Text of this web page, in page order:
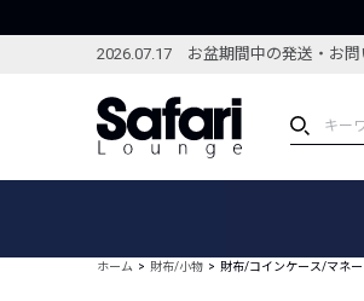
2026.07.17 お盆期間中の発送・お問
ブランドから探す
ホーム 財布/小物 財布/コインケース/マネ